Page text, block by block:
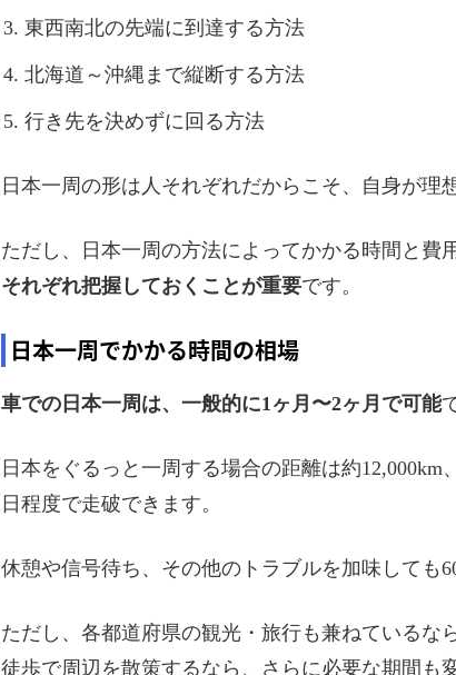
東西南北の先端に到達する方法
北海道～沖縄まで縦断する方法
行き先を決めずに回る方法
日本一周の形は人それぞれだからこそ、自身が理
ただし、日本一周の方法によってかかる時間と費
それぞれ把握しておくことが重要です。
日本一周でかかる時間の相場
車での日本一周は、一般的に1ヶ月〜2ヶ月で可能
日本をぐるっと一周する場合の距離は約12,000km
日程度で走破できます。
休憩や信号待ち、その他のトラブルを加味しても
ただし、各都道府県の観光・旅行も兼ねているな
徒歩で周辺を散策するなら、さらに必要な期間も